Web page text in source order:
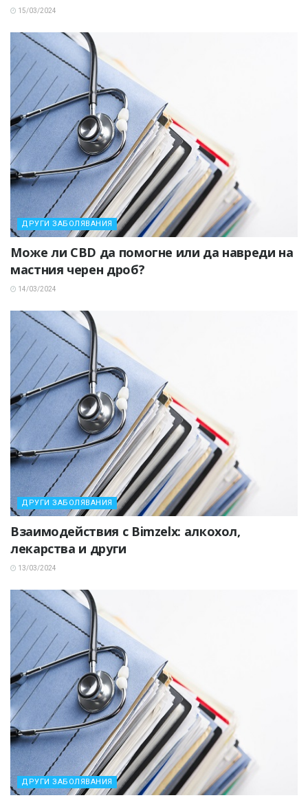
15/03/2024
ДРУГИ ЗАБОЛЯВАНИЯ
Може ли CBD да помогне или да навреди на
мастния черен дроб?
14/03/2024
ДРУГИ ЗАБОЛЯВАНИЯ
Взаимодействия с Bimzelx: алкохол,
лекарства и други
13/03/2024
ДРУГИ ЗАБОЛЯВАНИЯ